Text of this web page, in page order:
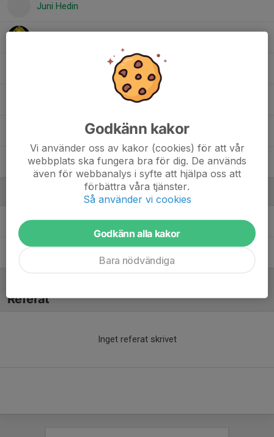
Juni Hedin
Tintin Bornhammar
Caroline FrånbergTränare
Referat
Inget referat skrivet
Godkänn kakor
Vi använder oss av kakor (cookies) för att vår
webbplats ska fungera bra för dig. De används
även för webbanalys i syfte att hjälpa oss att
förbättra våra tjänster.
Så använder vi cookies
Godkänn alla kakor
Bara nödvändiga